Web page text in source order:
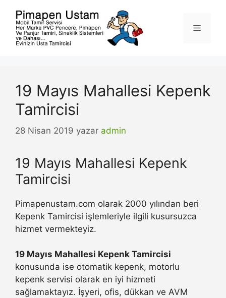
Menü
19 Mayıs Mahallesi Kepenk
Tamircisi
28 Nisan 2019 yazar admin
19 Mayıs Mahallesi Kepenk
Tamircisi
Pimapenustam.com olarak 2000 yılından beri
Kepenk Tamircisi işlemleriyle ilgili kusursuzca
hizmet vermekteyiz.
19 Mayıs Mahallesi Kepenk Tamircisi
konusunda ise otomatik kepenk, motorlu
kepenk servisi olarak en iyi hizmeti
sağlamaktayız. İşyeri, ofis, dükkan ve AVM